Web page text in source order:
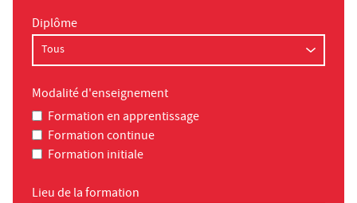
Diplôme
Modalité d'enseignement
Formation en apprentissage
Formation continue
Formation initiale
Lieu de la formation